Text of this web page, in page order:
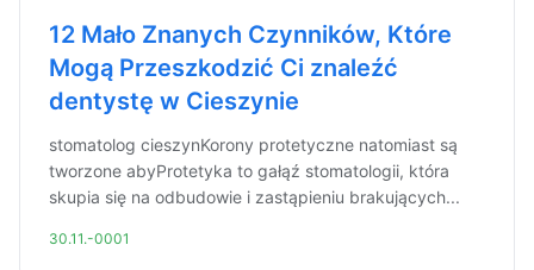
12 Mało Znanych Czynników, Które
Mogą Przeszkodzić Ci znaleźć
dentystę w Cieszynie
stomatolog cieszynKorony protetyczne natomiast są
tworzone abyProtetyka to gałąź stomatologii, która
skupia się na odbudowie i zastąpieniu brakujących...
30.11.-0001